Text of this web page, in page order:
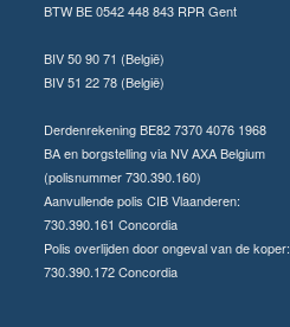
BTW BE 0542 448 843 RPR Gent
BIV 50 90 71 (België)
BIV 51 22 78 (België)
Derdenrekening BE82 7370 4076 1968
BA en borgstelling via NV AXA Belgium
(polisnummer 730.390.160)
Aanvullende polis CIB Vlaanderen:
730.390.161 Concordia
Polis overlijden door ongeval van de koper:
730.390.172 Concordia